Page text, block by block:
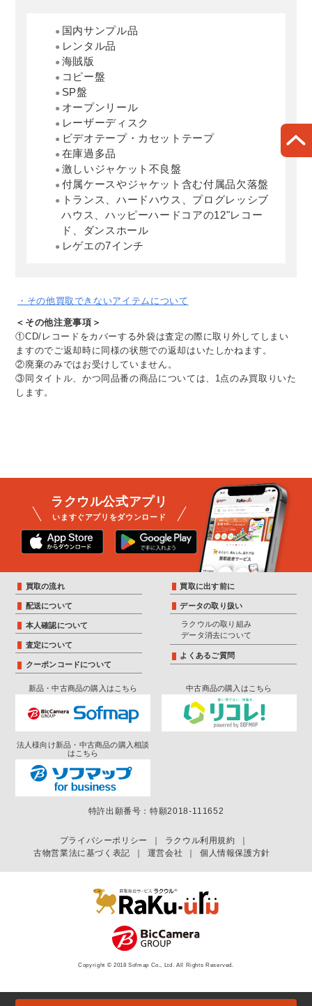
国内サンプル品
レンタル品
海賊版
コピー盤
SP盤
オープンリール
レーザーディスク
ビデオテープ・カセットテープ
在庫過多品
激しいジャケット不良盤
付属ケースやジャケット含む付属品欠落盤
トランス、ハードハウス、プログレッシブ
ハウス、ハッピーハードコアの12"レコー
ド、ダンスホール
レゲエの7インチ
・その他買取できないアイテムについて
＜その他注意事項＞
①CD/レコードをカバーする外袋は査定の際に取り外してしまい
ますのでご返却時に同様の状態での返却はいたしかねます。
②廃棄のみではお受けしていません。
③同タイトル、かつ同品番の商品については、1点のみ買取りいた
します。
ラクウル公式アプリ
いますぐアプリをダウンロード
買取の流れ
配送について
本人確認について
査定について
クーポンコードについて
買取に出す前に
データの取り扱い
ラクウルの取り組み
データ消去について
よくあるご質問
新品・中古商品の購入はこちら 中古商品の購入はこちら
法人様向け新品・中古商品の購入相談
はこちら
プライバシーポリシー ラクウル利用規約
古物営業法に基づく表記
運営会社 個人情報保護方針
特許出願番号：特願2018-111652
Copyright © 2018 Sofmap Co., Ltd. All Rights Reserved.